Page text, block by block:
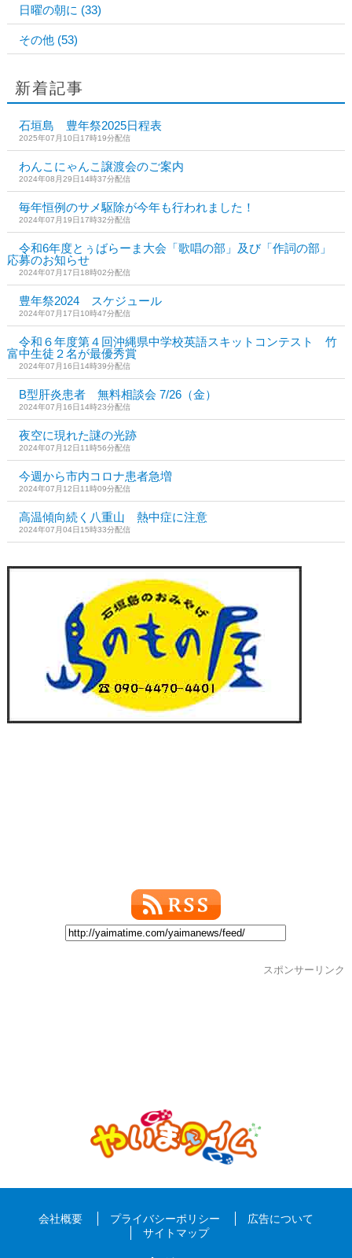
日曜の朝に (33)
その他 (53)
新着記事
石垣島 豊年祭2025日程表
2025年07月10日17時19分配信
わんこにゃんこ譲渡会のご案内
2024年08月29日14時37分配信
毎年恒例のサメ駆除が今年も行われました！
2024年07月19日17時32分配信
令和6年度とぅばらーま大会「歌唱の部」及び「作詞の部」
応募のお知らせ
2024年07月17日18時02分配信
豊年祭2024 スケジュール
2024年07月17日10時47分配信
令和６年度第４回沖縄県中学校英語スキットコンテスト 竹
富中生徒２名が最優秀賞
2024年07月16日14時39分配信
B型肝炎患者 無料相談会 7/26（金）
2024年07月16日14時23分配信
夜空に現れた謎の光跡
2024年07月12日11時56分配信
今週から市内コロナ患者急増
2024年07月12日11時09分配信
高温傾向続く八重山 熱中症に注意
2024年07月04日15時33分配信
スポンサーリンク
会社概要 プライバシーポリシー
広告について
サイトマップ